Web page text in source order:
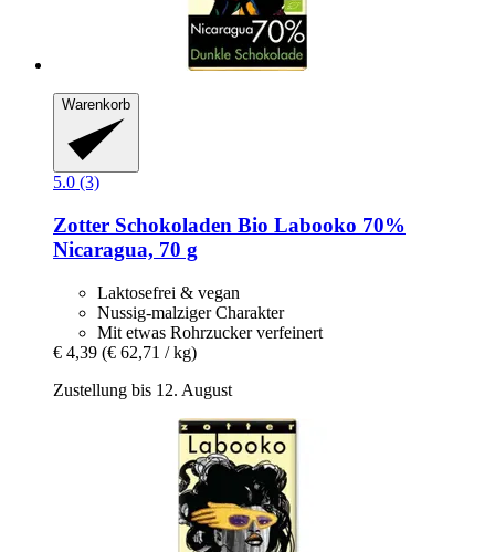
Warenkorb
5.0 (3)
Zotter Schokoladen Bio Labooko 70%
Nicaragua, 70 g
Laktosefrei & vegan
Nussig-malziger Charakter
Mit etwas Rohrzucker verfeinert
€ 4,39 (€ 62,71 / kg)
Zustellung bis 12. August